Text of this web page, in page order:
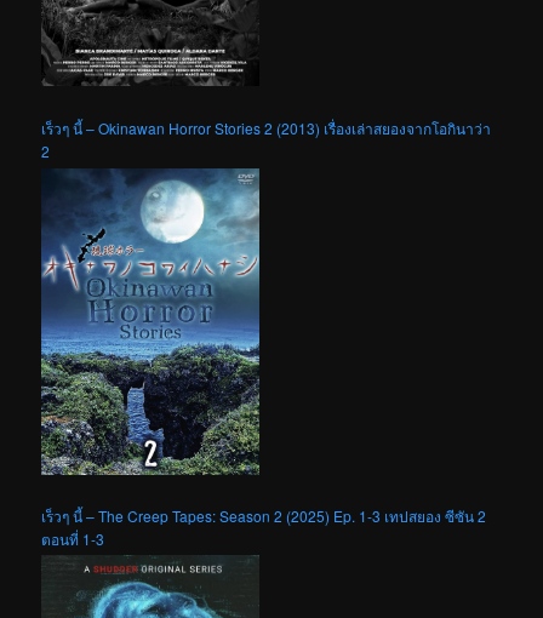
เร็วๆ นี้ – Okinawan Horror Stories 2 (2013) เรื่องเล่าสยองจากโอกินาว่า
2
เร็วๆ นี้ – The Creep Tapes: Season 2 (2025) Ep. 1-3 เทปสยอง ซีซัน 2
ตอนที่ 1-3